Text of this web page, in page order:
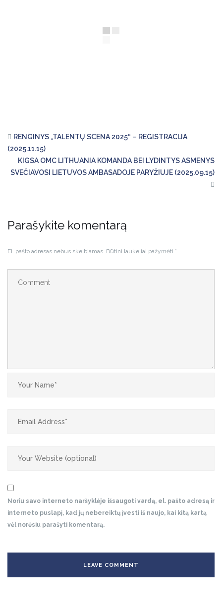
RENGINYS „TALENTŲ SCENA 2025“ – REGISTRACIJA
(2025.11.15)
KIGSA OMC LITHUANIA KOMANDA BEI LYDINTYS ASMENYS
SVEČIAVOSI LIETUVOS AMBASADOJE PARYŽIUJE (2025.09.15)
Parašykite komentarą
El. pašto adresas nebus skelbiamas. Būtini laukeliai pažymėti *
Noriu savo interneto naršyklėje išsaugoti vardą, el. pašto adresą ir
interneto puslapį, kad jų nebereiktų įvesti iš naujo, kai kitą kartą
vėl norėsiu parašyti komentarą.